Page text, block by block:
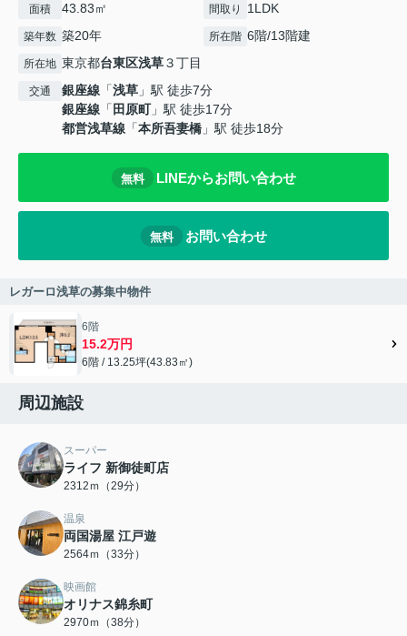
面積 43.83㎡ 間取り 1LDK
築年数 築20年 所在階 6階/13階建
所在地 東京都台東区浅草３丁目
交通 銀座線 「浅草 」駅 徒歩7分
銀座線 「 田原町」駅 徒歩17分
都営浅草線 「本所吾妻橋 」駅 徒歩18分
無料 LINEからお問い合わせ
無料 お問い合わせ
レガーロ浅草の募集中物件
6階
15.2万円
6階 / 13.25坪(43.83㎡)
周辺施設
スーパー
ライフ 新御徒町店
2312ｍ（29分）
温泉
両国湯屋 江戸遊
2564ｍ（33分）
映画館
オリナス錦糸町
2970ｍ（38分）